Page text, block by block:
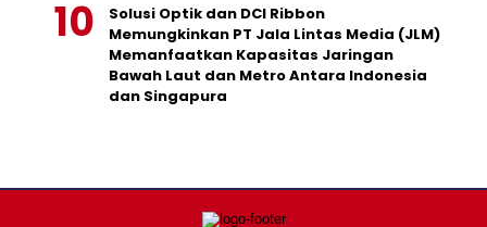
Solusi Optik dan DCI Ribbon
Memungkinkan PT Jala Lintas Media (JLM)
Memanfaatkan Kapasitas Jaringan
Bawah Laut dan Metro Antara Indonesia
dan Singapura